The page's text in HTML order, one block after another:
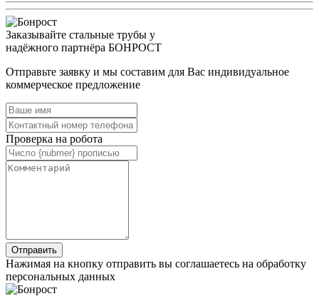
Заказывайте стальные трубы у
надёжного партнёра БОНРОСТ
Отправьте заявку и мы составим для Вас индивидуальное
коммерческое предложение
Проверка на робота
Нажимая на кнопку отправить вы соглашаетесь на обработку
персональных данных